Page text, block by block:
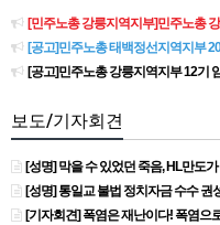
[민주노총 강릉지역지부]민주노총
[공고]민주노총 태백정선지역지부
[공고]민주노총 강릉지역지부 12기
보도/기자회견
[성명] 막을 수 있었던 죽음, HL만도
[성명] 통일교 불법 정치자금 수수 권
[기자회견] 폭염은 재난이다! 폭염으